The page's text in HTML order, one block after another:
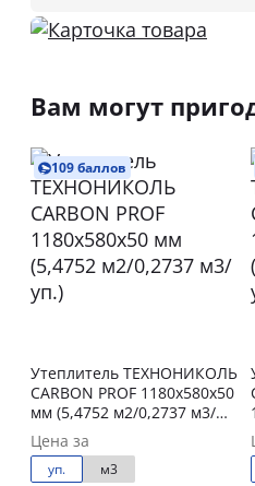
Вам могут
109 баллов
Утеплитель ТЕХНОНИКОЛЬ
CARBON PROF 1180х580х50
мм (5,4752 м2/0,2737 м3/
уп.)
Цена за
уп. м3